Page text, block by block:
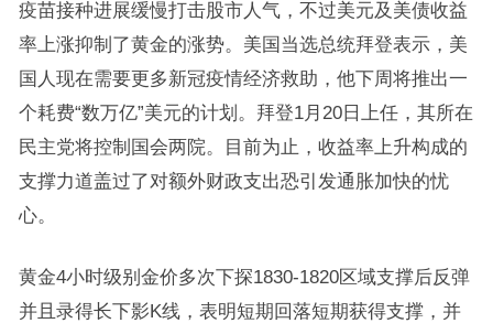
疫苗接种进展缓慢打击股市人气，不过美元及美债收益
率上涨抑制了黄金的涨势。美国当选总统拜登表示，美
国人现在需要更多新冠疫情经济救助，他下周将推出一
个耗费“数万亿”美元的计划。拜登1月20日上任，其所在
民主党将控制国会两院。目前为止，收益率上升构成的
支撑力道盖过了对额外财政支出恐引发通胀加快的忧
心。
黄金4小时级别金价多次下探1830-1820区域支撑后反弹
并且录得长下影K线，表明短期回落短期获得支撑，并